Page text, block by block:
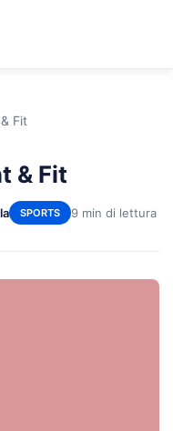
Fit
& Fit
SPORTS 9 min di lettura